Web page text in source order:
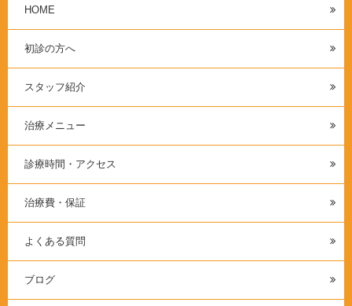
HOME
初診の方へ
スタッフ紹介
治療メニュー
診療時間・アクセス
治療費・保証
よくある質問
ブログ